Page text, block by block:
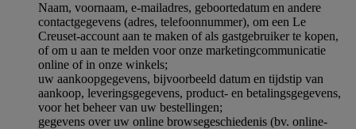
Naam, voornaam, e-mailadres, geboortedatum en andere
contactgegevens (adres, telefoonnummer), om een Le
Creuset-account aan te maken of als gastgebruiker te kopen,
of om u aan te melden voor onze marketingcommunicatie
online of in onze winkels;
uw aankoopgegevens, bijvoorbeeld datum en tijdstip van
aankoop, leveringsgegevens, product- en betalingsgegevens,
voor het beheer van uw bestellingen;
gegevens over uw online browsegeschiedenis (bv. online-